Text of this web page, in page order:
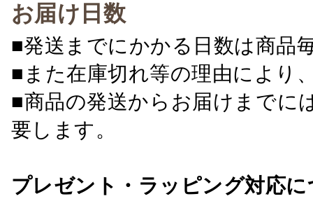
お届け日数
■発送までにかかる日数は商品
■また在庫切れ等の理由により
■商品の発送からお届けまでに
要します。
プレゼント・ラッピング対応